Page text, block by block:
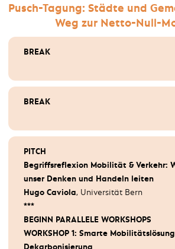
Kongress Elektromobilität:
zuhause und im
Elektromobilität
Matthias Samuel Jauslin
Nationalrat
Pusch-Tagung: Städte und
Weg zur Netto-Null-
BREAK
BREAK
PITCH
Begriffsreflexion Mobilität & Verkehr:
unser Denken und Handeln leiten
Hugo Caviola, Universität Bern
***
BEGINN PARALLELE WORKSHOPS
WORKSHOP 1: Smarte
Dekarbonisierung